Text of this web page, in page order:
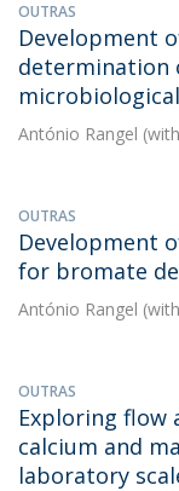
OUTRAS
Development
determination
António Rangel
OUTRAS
Development
for bromate
António Rangel
OUTRAS
Exploring flow
calcium and
laboratory